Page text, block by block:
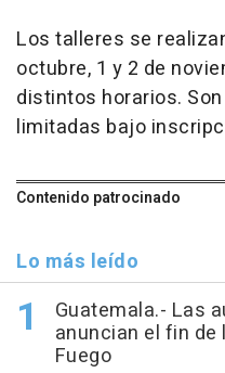
Los talleres se
octubre, 1 y 2 de
distintos horarios.
limitadas bajo
Contenido patrocinado
Lo más leído
Guatemala.- Las
anuncian el fin de
Fuego